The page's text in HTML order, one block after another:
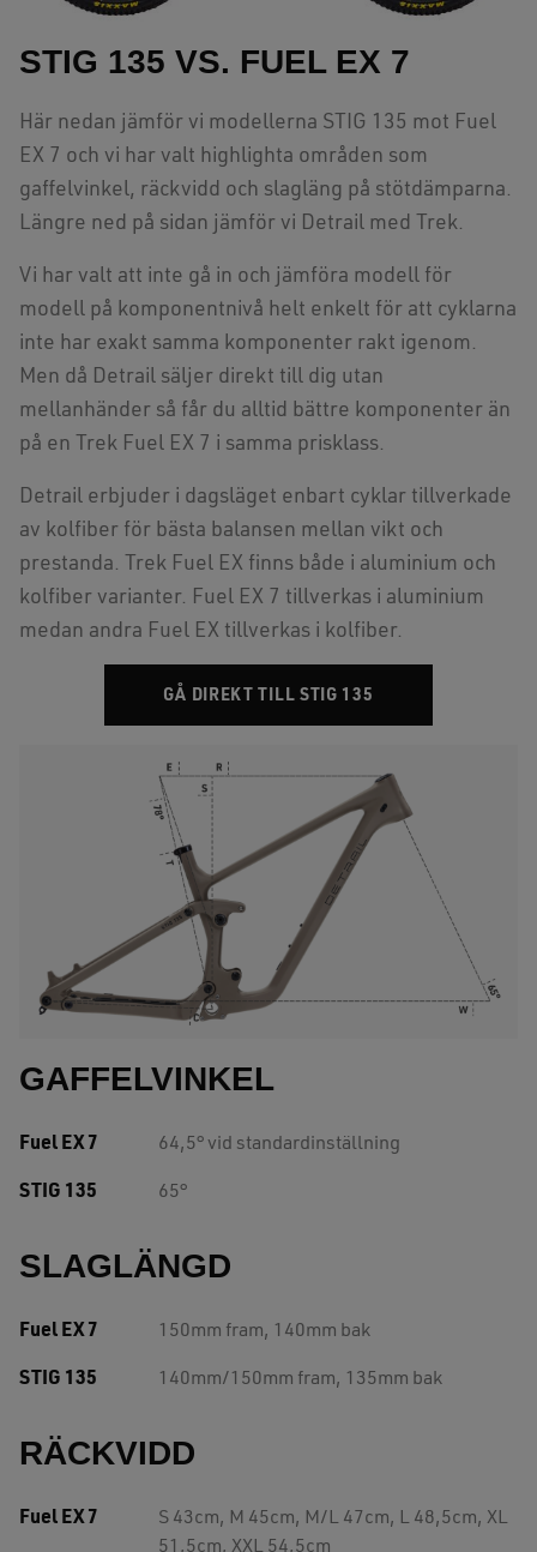
STIG 135 VS. FUEL EX 7
Här nedan jämför vi modellerna STIG 135 mot Fuel
EX 7 och vi har valt highlighta områden som
gaffelvinkel, räckvidd och slagläng på stötdämparna.
Längre ned på sidan jämför vi Detrail med Trek.
Vi har valt att inte gå in och jämföra modell för
modell på komponentnivå helt enkelt för att cyklarna
inte har exakt samma komponenter rakt igenom.
Men då Detrail säljer direkt till dig utan
mellanhänder så får du alltid bättre komponenter än
på en Trek Fuel EX 7 i samma prisklass.
Detrail erbjuder i dagsläget enbart cyklar tillverkade
av kolfiber för bästa balansen mellan vikt och
prestanda. Trek Fuel EX finns både i aluminium och
kolfiber varianter. Fuel EX 7 tillverkas i aluminium
medan andra Fuel EX tillverkas i kolfiber.
GÅ DIREKT TILL STIG 135
GAFFELVINKEL
Fuel EX 7
64,5° vid standardinställning
STIG 135
65°
SLAGLÄNGD
Fuel EX 7
150mm fram, 140mm bak
STIG 135
140mm/150mm fram, 135mm bak
RÄCKVIDD
Fuel EX 7
S 43cm, M 45cm, M/L 47cm, L 48,5cm, XL
51,5cm, XXL 54,5cm